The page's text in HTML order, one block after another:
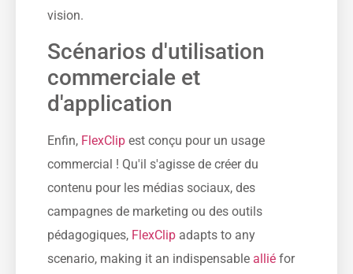
vision.
Scénarios d'utilisation
commerciale et
d'application
Enfin, FlexClip est conçu pour un usage
commercial ! Qu'il s'agisse de créer du
contenu pour les médias sociaux, des
campagnes de marketing ou des outils
pédagogiques, FlexClip adapts to any
scenario, making it an indispensable allié for